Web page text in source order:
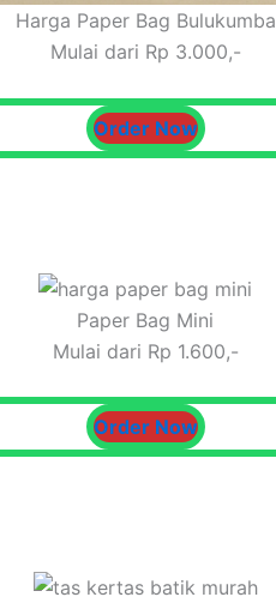
Harga Paper Bag Bulukumba
Mulai dari Rp 3.000,-
Order Now
Paper Bag Mini
Mulai dari Rp 1.600,-
Order Now